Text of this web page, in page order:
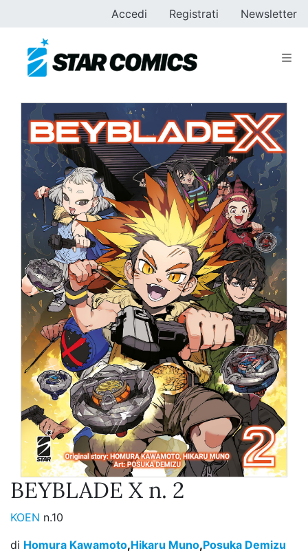
Accedi Registrati Newsletter
BEYBLADE X n. 2
KOEN n.10
di Homura Kawamoto,Hikaru Muno,Posuka Demizu